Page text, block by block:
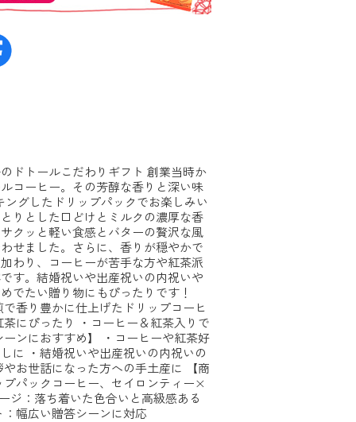
ドトールこだわりギフト 創業当時か
コーヒー。その芳醇な香りと深い味
ングしたドリップパックでお楽しみい
りとした口どけとミルクの濃厚な香
クッと軽い食感とバターの贅沢な風
せました。さらに、香りが穏やかで
わり、コーヒーが苦手な方や紅茶派
す。結婚祝いや出産祝いの内祝いや
でたい贈り物にもぴったりです！
で香り豊かに仕上げたドリップコーヒ
にぴったり ・コーヒー＆紅茶入りで
ンにおすすめ】 ・コーヒーや紅茶好
に ・結婚祝いや出産祝いの内祝いの
お世話になった方への手土産に 【商
パックコーヒー、セイロンティー×
：落ち着いた色合いと高級感ある
幅広い贈答シーンに対応